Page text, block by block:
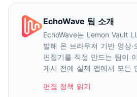
EchoWave 팀 소개
EchoWave는 Lemon Vault
발해 온 브라우저 기반 영상·
편집기를 직접 만드는 팀이
게시 전에 실제 앱에서 모든
편집 정책 읽기